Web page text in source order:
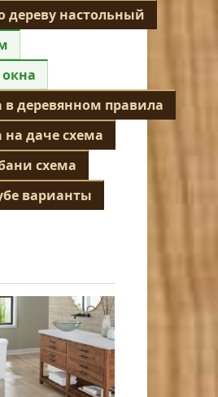
дереву настольный
в деревянном правила
на даче схема
схема
варианты